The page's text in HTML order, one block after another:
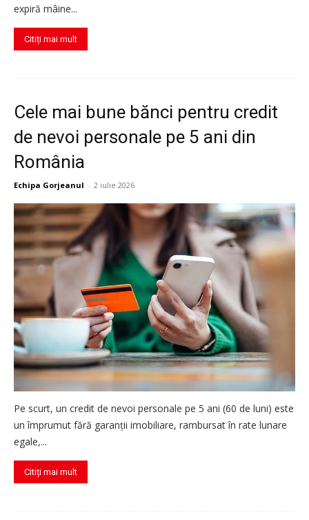
expiră mâine...
Citiți mai mult
Cele mai bune bănci pentru credit
de nevoi personale pe 5 ani din
România
Echipa Gorjeanul - 2 iulie 2026
Pe scurt, un credit de nevoi personale pe 5 ani (60 de luni) este
un împrumut fără garanții imobiliare, rambursat în rate lunare
egale,...
Citiți mai mult